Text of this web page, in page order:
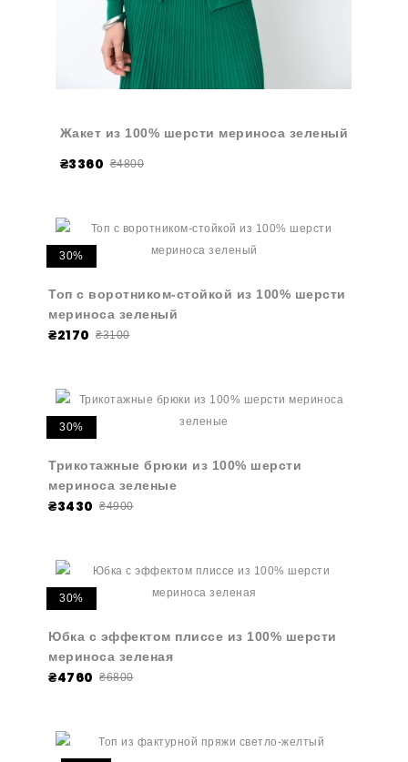
Жакет из 100% шерсти мериноса зеленый
₴3360 ₴4800
30%
Топ с воротником-стойкой из 100% шерсти
мериноса зеленый
₴2170 ₴3100
30%
Трикотажные брюки из 100% шерсти
мериноса зеленые
₴3430 ₴4900
30%
Юбка с эффектом плиссе из 100% шерсти
мериноса зеленая
₴4760 ₴6800